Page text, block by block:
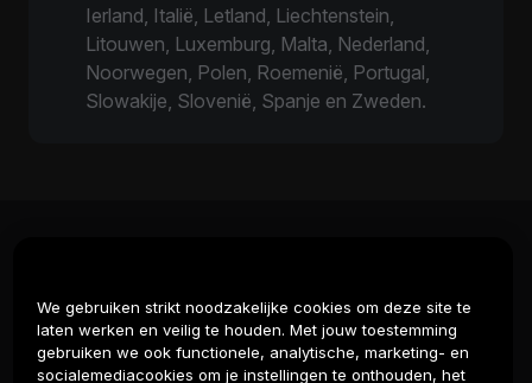
Ierland, Italië, Letland, Liechtenstein,
Litouwen, Luxemburg, Malta, Nederland,
Noorwegen, Polen, Roemenië, Portugal,
Slowakije, Slovenië, Spanje en Zweden.
Diensten
Ondersteuning
We gebruiken strikt noodzakelijke cookies om deze site te
laten werken en veilig te houden. Met jouw toestemming
gebruiken we ook functionele, analytische, marketing- en
socialemediacookies om je instellingen te onthouden, het